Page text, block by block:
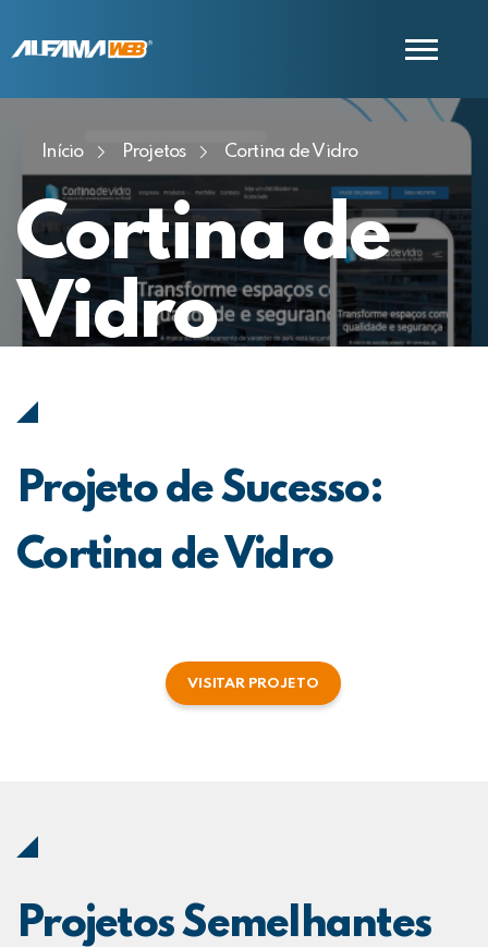
COMERCIAL
SUPORTE
Início Projetos Cortina de Vidro
Cortina de
Vidro
Projeto de Sucesso:
Cortina de Vidro
VISITAR PROJETO
Projetos Semelhantes